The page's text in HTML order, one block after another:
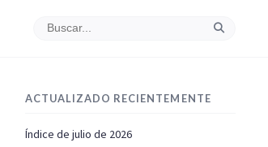
ACTUALIZADO RECIENTEMENTE
Índice de julio de 2026